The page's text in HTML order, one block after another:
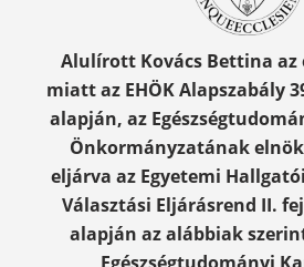
Alulírott Kovács Bettina
miatt az EHÖK Alapszabály
alapján, az
Önkormányzatának
eljárva az Egyetemi
Választási Eljárásrend II.
alapján az alábbiak